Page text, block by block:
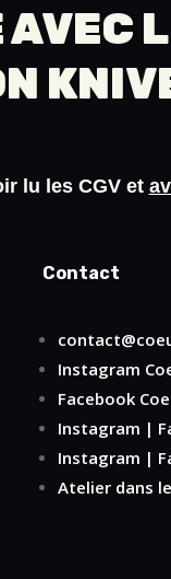
lu les CGVet
Contact
Instagram
Facebook
Instagram |
Instagram |
Atelier dans